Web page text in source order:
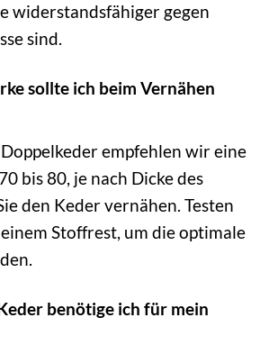
widerstandsfähiger gegen
sind.
sollte ich beim Vernähen
empfehlen wir eine
bis 80, je nach Dicke des
den Keder vernähen. Testen
Stoffrest, um die optimale
benötige ich für mein